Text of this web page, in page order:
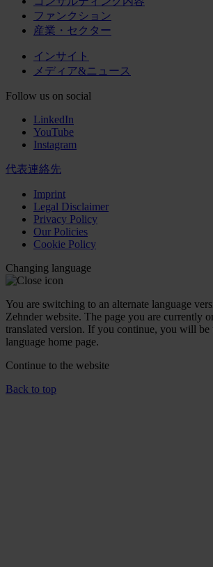
ファンクション
産業・セクター
インサイト
メディア&ニュース
Follow us on social
LinkedIn
YouTube
Instagram
代表連絡先
Imprint
Legal Disclaimer
Privacy Policy
Our Policies
Cookie Policy
Changing language
You are switching to an alternate language
Zehnder website. The page you are currently
translated version. If you continue, you will be
language home page.
Continue to the website
Back to top